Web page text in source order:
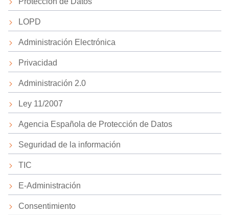
LOPD
Administración Electrónica
Privacidad
Administración 2.0
Ley 11/2007
Agencia Española de Protección de Datos
Seguridad de la información
TIC
E-Administración
Consentimiento